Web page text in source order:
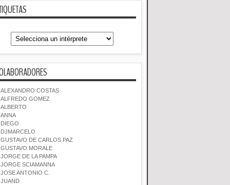
ALEXANDRO COSTAS
ALFREDO GOMEZ
ALBERTO
ANNA
DIEGO
DJMARCELO
GUSTAVO DE CARLOS PAZ
GUSTAVO MORALE
JORGE DE LA PAMPA
JORGE SCIAMANNA
JOSE ANTONIO C.
JUAND